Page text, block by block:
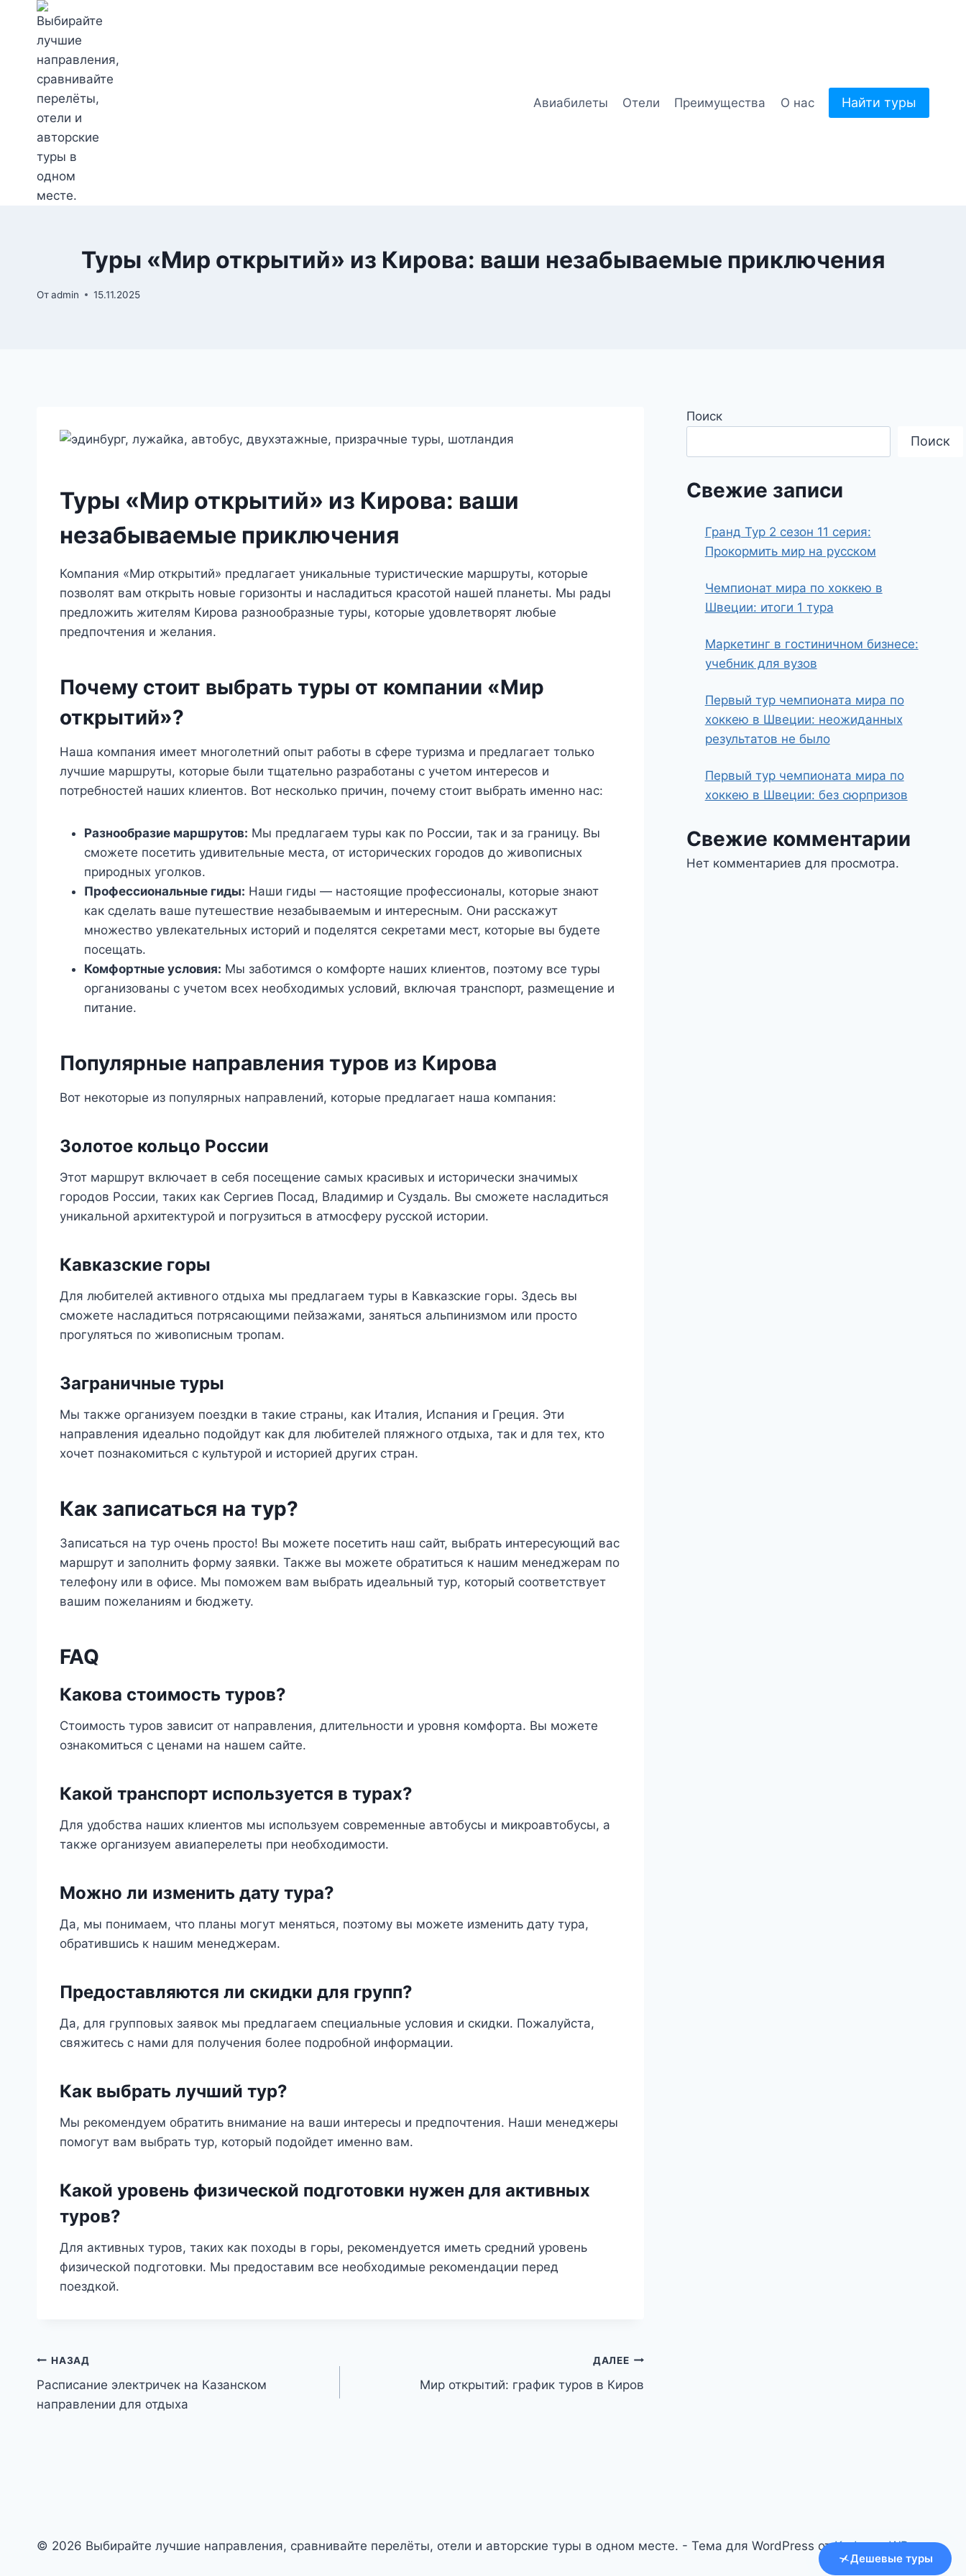
Перейти
содержимому
Авиабилеты Отели Преимущества О нас Найти туры
Туры «Мир открытий» из Кирова: ваши незабываемые приключения
Отadmin 15.11.2025
Туры «Мир открытий» из Кирова: ваши
незабываемые приключения
Компания «Мир открытий» предлагает уникальные туристические маршруты, которые
позволят вам открыть новые горизонты и насладиться красотой нашей планеты. Мы рады
предложить жителям Кирова разнообразные туры, которые удовлетворят любые
предпочтения и желания.
Почему стоит выбрать туры от компании «Мир
открытий»?
Наша компания имеет многолетний опыт работы в сфере туризма и предлагает только
лучшие маршруты, которые были тщательно разработаны с учетом интересов и
потребностей наших клиентов. Вот несколько причин, почему стоит выбрать именно нас:
Разнообразие маршрутов: Мы предлагаем туры как по России, так и за границу. Вы
сможете посетить удивительные места, от исторических городов до живописных
природных уголков.
Профессиональные гиды: Наши гиды — настоящие профессионалы, которые знают
как сделать ваше путешествие незабываемым и интересным. Они расскажут
множество увлекательных историй и поделятся секретами мест, которые вы будете
посещать.
Комфортные условия: Мы заботимся о комфорте наших клиентов, поэтому все туры
организованы с учетом всех необходимых условий, включая транспорт, размещение и
питание.
Популярные направления туров из Кирова
Вот некоторые из популярных направлений, которые предлагает наша компания:
Золотое кольцо России
Этот маршрут включает в себя посещение самых красивых и исторически значимых
городов России, таких как Сергиев Посад, Владимир и Суздаль. Вы сможете насладиться
уникальной архитектурой и погрузиться в атмосферу русской истории.
Кавказские горы
Для любителей активного отдыха мы предлагаем туры в Кавказские горы. Здесь вы
сможете насладиться потрясающими пейзажами, заняться альпинизмом или просто
прогуляться по живописным тропам.
Заграничные туры
Мы также организуем поездки в такие страны, как Италия, Испания и Греция. Эти
направления идеально подойдут как для любителей пляжного отдыха, так и для тех, кто
хочет познакомиться с культурой и историей других стран.
Как записаться на тур?
Записаться на тур очень просто! Вы можете посетить наш сайт, выбрать интересующий вас
маршрут и заполнить форму заявки. Также вы можете обратиться к нашим менеджерам по
телефону или в офисе. Мы поможем вам выбрать идеальный тур, который соответствует
вашим пожеланиям и бюджету.
FAQ
Какова стоимость туров?
Стоимость туров зависит от направления, длительности и уровня комфорта. Вы можете
ознакомиться с ценами на нашем сайте.
Какой транспорт используется в турах?
Для удобства наших клиентов мы используем современные автобусы и микроавтобусы, а
также организуем авиаперелеты при необходимости.
Можно ли изменить дату тура?
Да, мы понимаем, что планы могут меняться, поэтому вы можете изменить дату тура,
обратившись к нашим менеджерам.
Предоставляются ли скидки для групп?
Да, для групповых заявок мы предлагаем специальные условия и скидки. Пожалуйста,
свяжитесь с нами для получения более подробной информации.
Как выбрать лучший тур?
Мы рекомендуем обратить внимание на ваши интересы и предпочтения. Наши менеджеры
помогут вам выбрать тур, который подойдет именно вам.
Какой уровень физической подготовки нужен для активных
туров?
Для активных туров, таких как походы в горы, рекомендуется иметь средний уровень
физической подготовки. Мы предоставим все необходимые рекомендации перед
поездкой.
Навигация
по
НАЗАД
Расписание электричек на Казанском
направлении для отдыха
ДАЛЕЕ
Мир открытий: график туров в Киров
Поиск
Поиск
Свежие записи
Гранд Тур 2 сезон 11 серия:
Прокормить мир на русском
Чемпионат мира по хоккею в
Швеции: итоги 1 тура
Маркетинг в гостиничном бизнесе:
учебник для вузов
Первый тур чемпионата мира по
хоккею в Швеции: неожиданных
результатов не было
Первый тур чемпионата мира по
хоккею в Швеции: без сюрпризов
Свежие комментарии
Нет комментариев для просмотра.
© 2026 Выбирайте лучшие направления, сравнивайте перелёты, отели и авторские туры в одном месте. - Тема для WordPress отKadence WP
Дешевые туры